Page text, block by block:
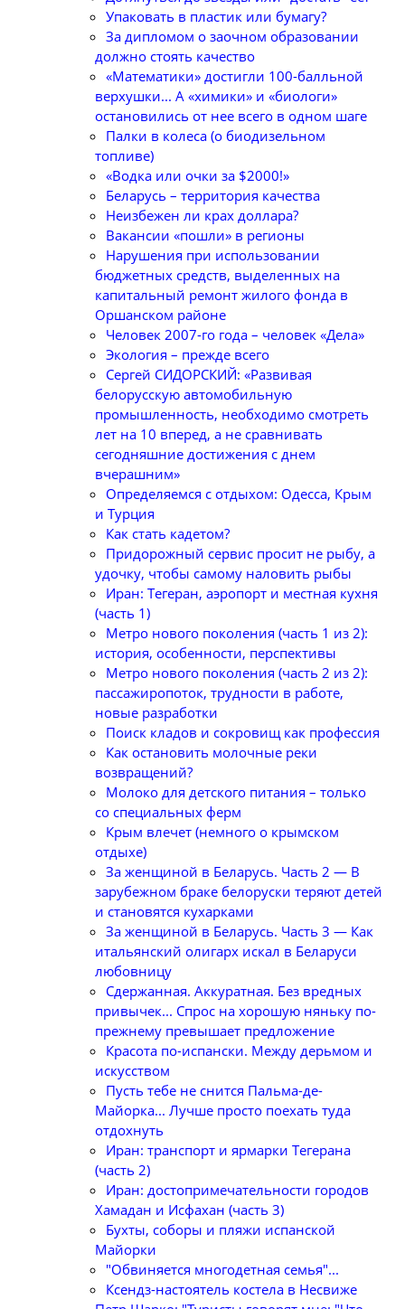
Упаковать в пластик или бумагу?
За дипломом о заочном образовании
должно стоять качество
«Математики» достигли 100-балльной
верхушки... А «химики» и «биологи»
остановились от нее всего в одном шаге
Палки в колеса (о биодизельном
топливе)
«Водка или очки за $2000!»
Беларусь – территория качества
Неизбежен ли крах доллара?
Вакансии «пошли» в регионы
Нарушения при использовании
бюджетных средств, выделенных на
капитальный ремонт жилого фонда в
Оршанском районе
Человек 2007-го года – человек «Дела»
Экология – прежде всего
Сергей СИДОРСКИЙ: «Развивая
белорусскую автомобильную
промышленность, необходимо смотреть
лет на 10 вперед, а не сравнивать
сегодняшние достижения с днем
вчерашним»
Определяемся с отдыхом: Одесса, Крым
и Турция
Как стать кадетом?
Придорожный сервис просит не рыбу, а
удочку, чтобы самому наловить рыбы
Иран: Тегеран, аэропорт и местная кухня
(часть 1)
Метро нового поколения (часть 1 из 2):
история, особенности, перспективы
Метро нового поколения (часть 2 из 2):
пассажиропоток, трудности в работе,
новые разработки
Поиск кладов и сокровищ как профессия
Как остановить молочные реки
возвращений?
Молоко для детского питания – только
со специальных ферм
Крым влечет (немного о крымском
отдыхе)
За женщиной в Беларусь. Часть 2 — В
зарубежном браке белоруски теряют детей
и становятся кухарками
За женщиной в Беларусь. Часть 3 — Как
итальянский олигарх искал в Беларуси
любовницу
Сдержанная. Аккуратная. Без вредных
привычек... Спрос на хорошую няньку по-
прежнему превышает предложение
Красота по-испански. Между дерьмом и
искусством
Пусть тебе не снится Пальма-де-
Майорка... Лучше просто поехать туда
отдохнуть
Иран: транспорт и ярмарки Тегерана
(часть 2)
Иран: достопримечательности городов
Хамадан и Исфахан (часть 3)
Бухты, соборы и пляжи испанской
Майорки
"Обвиняется многодетная семья"...
Ксендз-настоятель костела в Несвиже